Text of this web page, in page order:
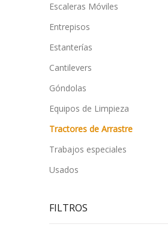
Escaleras Móviles
Entrepisos
Estanterías
Cantilevers
Góndolas
Equipos de Limpieza
Tractores de Arrastre
Trabajos especiales
Usados
FILTROS